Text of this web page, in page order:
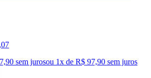
,07
sem jurosou 1x de R$ 97,90 sem juros